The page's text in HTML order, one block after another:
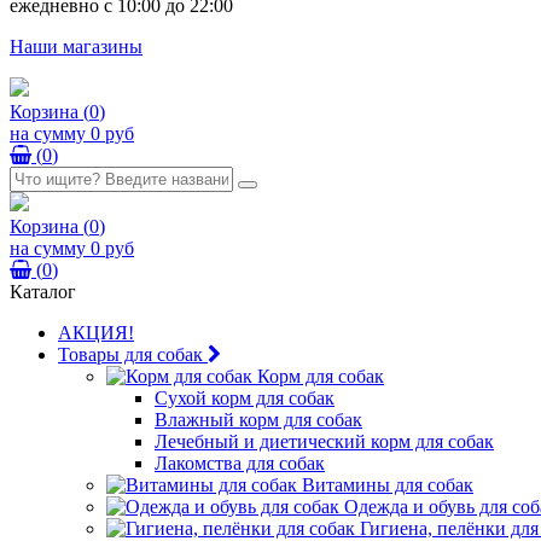
ежедневно с 10:00 до 22:00
Наши магазины
Корзина (0)
на сумму 0 руб
(0)
Корзина (0)
на сумму 0 руб
(0)
Каталог
АКЦИЯ!
Товары для собак
Корм для собак
Сухой корм для собак
Влажный корм для собак
Лечебный и диетический корм для собак
Лакомства для собак
Витамины для собак
Одежда и обувь для
Гигиена, пелёнки для